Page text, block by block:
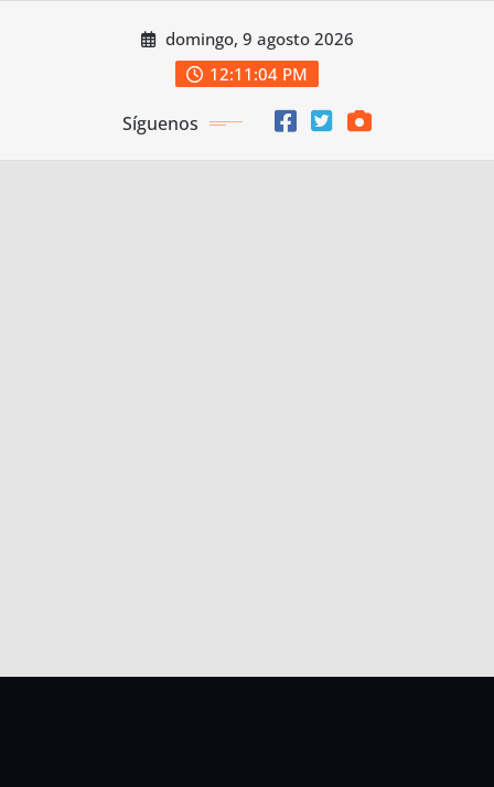
domingo, 9 agosto 2026
12:11:05 PM
Síguenos